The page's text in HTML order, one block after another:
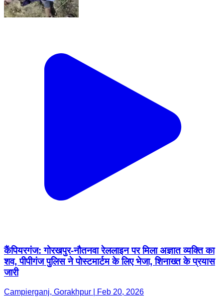
कैंपियरगंज: गोरखपुर-नौतनवा रेललाइन पर मिला अज्ञात व्यक्ति का
शव, पीपीगंज पुलिस ने पोस्टमार्टम के लिए भेजा, शिनाख्त के प्रयास
जारी
Campierganj, Gorakhpur | Feb 20, 2026